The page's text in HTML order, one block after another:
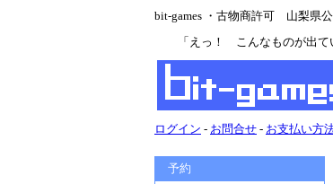
bit-games ・古物商許可 山梨県
「えっ！ こんなものが出てい
ログイン - お問合せ - お支払い方
予約